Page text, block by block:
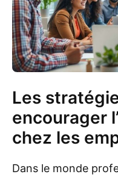
Les
encourager
chez les
Dans le monde